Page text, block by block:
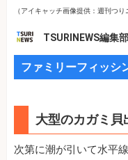
（アイキャッチ画像提供：週刊つ
TSURINEWS編集部
ファミリーフィッシ
大型のカガミ貝
次第に潮が引いて水平